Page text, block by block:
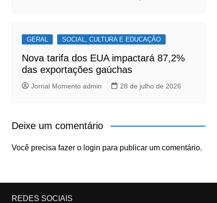
GERAL SOCIAL, CULTURA E EDUCAÇÃO
Nova tarifa dos EUA impactará 87,2%
das exportações gaúchas
Jornal Momento admin 28 de julho de 2026
Deixe um comentário
Você precisa fazer o login para publicar um comentário.
REDES SOCIAIS